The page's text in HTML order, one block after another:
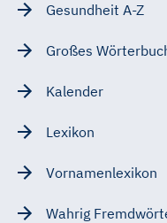
Gesundheit A-Z
Großes
Kalender
Lexikon
Vornamenlexikon
Wahrig